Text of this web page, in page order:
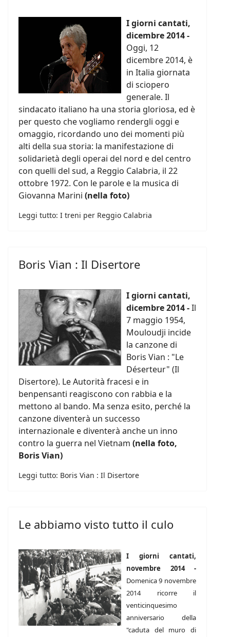
I giorni cantati,
dicembre 2014 -
Oggi, 12
dicembre 2014, è
in Italia giornata
di sciopero
generale. Il
sindacato italiano ha una storia gloriosa, ed è
per questo che vogliamo rendergli oggi e
omaggio, ricordando uno dei momenti più
alti della sua storia: la manifestazione di
solidarietà degli operai del nord e del centro
con quelli del sud, a Reggio Calabria, il 22
ottobre 1972. Con le parole e la musica di
Giovanna Marini (nella foto)
Leggi tutto: I treni per Reggio Calabria
Boris Vian : Il Disertore
I giorni cantati,
dicembre 2014 -Il
7 maggio 1954,
Mouloudji incide
la canzone di
Boris Vian : "Le
Déserteur" (Il
Disertore). Le Autorità fracesi e in
benpensanti reagiscono con rabbia e la
mettono al bando. Ma senza esito, perché la
canzone diventerà un successo
internazionale e diventerà anche un inno
contro la guerra nel Vietnam (nella foto,
Boris Vian)
Leggi tutto: Boris Vian : Il Disertore
Le abbiamo visto tutto il culo
I giorni cantati,
novembre 2014 -
Domenica 9 novembre
2014 ricorre il
venticinquesimo
anniversario della
"caduta del muro di